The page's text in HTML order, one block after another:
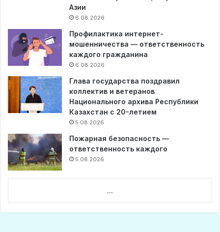
Азии
6.08.2026
Профилактика интернет-
мошенничества — ответственность
каждого гражданина
6.08.2026
Глава государства поздравил
коллектив и ветеранов
Национального архива Республики
Казахстан с 20-летием
5.08.2026
Пожарная безопасность —
ответственность каждого
5.08.2026
...